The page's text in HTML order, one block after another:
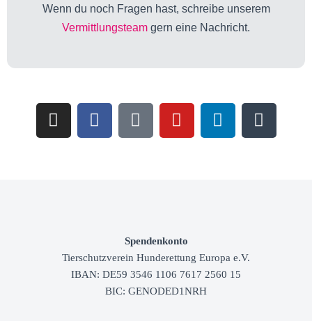
Wenn du noch Fragen hast, schreibe unserem
Vermittlungsteam gern eine Nachricht.
Spendenkonto
Tierschutzverein Hunderettung Europa e.V.
IBAN: DE59 3546 1106 7617 2560 15
BIC: GENODED1NRH